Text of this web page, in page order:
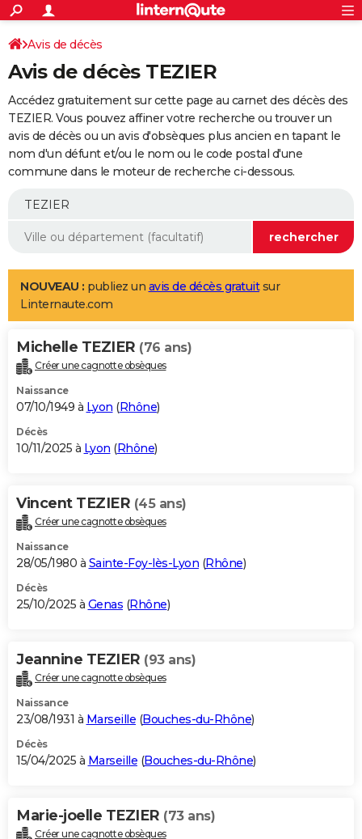
ACTUALITÉS
Politique
Société
Faits Divers
Education
Monde
Villes
+
SPORT
Coupe du monde 2026
Football
Tennis
Cyclisme
Rugby
Forum
Programme TV
TNT
Streaming
Cinéma
Sorties cinéma
Musique
+
FINANCE
Retraite
Epargne
Immobilier
Risques naturels par ville
Banque
Assurance
AUTO
Essais
Réserver un essai
Citadines
Berlines
SUV
Forum auto
+
Mobiles
Meilleur smartphone
Internet
Ordinateurs
Jeux vidéo
Guide high-tech
Aménagement intérieur
LIFESTYLE
Art de vivre
Bien-être
Loisirs
Mode
Modes de vie
Alimentation
Guide de la santé
Maladies
Médicaments
Sommeil
VOYAGE
Destinations
City break
Voyage nature
Voyage de noces
Forum
Climat
+PHOTO
GUIDES D'ACHAT
BONS PLANS
Carte de Noël
Carte Bonne année
Carte Saint-Valentin
Carte Pâques
Carte d'anniversaire
DICTIONNAIRE
Dictionnaire
Biographies
Citations
Expressions
Proverbes
PROGRAMME TV
S'inscrire
Se connecter
Lycées
Collèges
Primaires
Universités
Entreprises
Service militaire
Avis de recherche
AVIS DE DÉCÈS
Bricolage
Lifestyle
Culture
Sport
Auto
Television
Voyage
Cinema
Avis de décès
Avis de décès TEZIER
Accédez gratuitement sur cette page au carnet des décès des
TEZIER. Vous pouvez affiner votre recherche ou trouver un
avis de décès ou un avis d'obsèques plus ancien en tapant le
nom d'un défunt et/ou le nom ou le code postal d'une
commune dans le moteur de recherche ci-dessous.
NOUVEAU : publiez un avis de décès gratuitsur
Linternaute.com
Michelle TEZIER (76 ans)
Créer une cagnotte obsèques
Naissance
07/10/1949 à Lyon (Rhône)
Décès
10/11/2025 à Lyon (Rhône)
Vincent TEZIER (45 ans)
Créer une cagnotte obsèques
Naissance
28/05/1980 à Sainte-Foy-lès-Lyon (Rhône)
Décès
25/10/2025 à Genas (Rhône)
Jeannine TEZIER (93 ans)
Créer une cagnotte obsèques
Naissance
23/08/1931 à Marseille (Bouches-du-Rhône)
Décès
15/04/2025 à Marseille (Bouches-du-Rhône)
Marie-joelle TEZIER (73 ans)
Créer une cagnotte obsèques